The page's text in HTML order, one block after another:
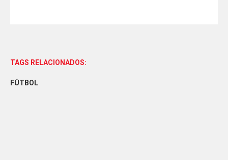
TAGS RELACIONADOS:
FÚTBOL